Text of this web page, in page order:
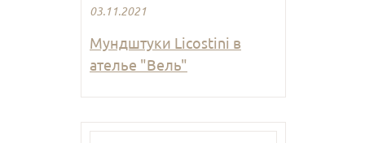
03.11.2021
Мундштуки Licostini в
ателье "Вель"